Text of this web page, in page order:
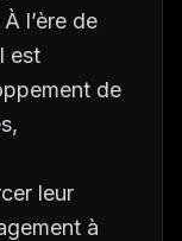
l’ère de
est
de
leur
à